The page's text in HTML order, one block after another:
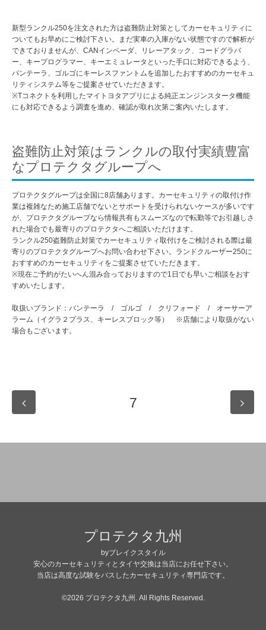
新型ランクル250を注文された方は盗難防止対策としてカーセキュリティに
ついてもお早めにご検討下さい。まだ実車の入庫がない状態ですので解析が
できておりませんが、CANインベーダ、リレーアタック、コードグラバ
ー、キープログラマー、キーエミュレータといった手口に対応できるよう、
パンテーラ、ゴルゴにキーレスファントムを追加したおすすめのカーセキュ
リティシステム等をご提案させていただきます。
※Tコネクトを利用したマイトヨタアプリによる純正エンジンスタータ機能
にも対応できるよう調査を進め、確認が取れ次第ご案内いたします。
盗難防止対策はランクルの取付実績豊富
なプロテクタグループへ
プロテクタグループは全国に8店舗あります。カーセキュリティの取付け作
業は複雑なため施工店舗でないとサポートを受けられないケースが多いです
が、プロテクタグループなら情報共有もスムーズなので転勤等でお引越しさ
れた場合でも最寄りのプロテクタへご相談いただけます。
ランクル250盗難防止対策でカーセキュリティ取付けをご検討される際は最
寄りのプロテクタグループへお問い合わせ下さい。ランドクルーザー250に
おすすめのカーセキュリティをご提案させていただきます。
※現在ご予約がたいへん混み合っておりますので1日でも早いご相談をおす
すめいたします。
取扱いブランド：パンテーラ / ゴルゴ / クリフォード / オーサーア
ラーム（イグラ２プラス、キーレスブロック等） ※店舗により取扱がない
場合もございます。
7
プロテクタ九州
byブレイクスタイル
安心のカーセキュリティとタイヤ交換は当店にお任せ下さい。
当店は高度な試験をパスしたカーセキュリティ専門店です。
©2026 プロテクタ九州 . All Rights Reserved.